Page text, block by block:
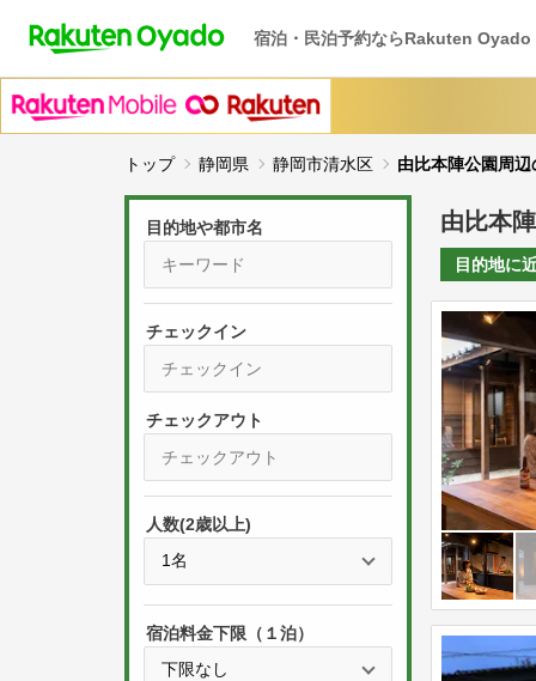
宿泊・民泊予約ならRakuten Oyado
トップ 静岡県 静岡市清水区 由比本陣公園周
目的地や都市名
チェックイン
r
s
s
e
P
r
s
t
人数(2歳以上)
宿泊料金下限（１泊）
由比本
目的地に